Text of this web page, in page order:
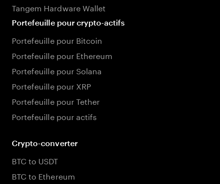
Tangem Hardware Wallet
Portefeuille pour crypto-actifs
Portefeuille pour Bitcoin
Portefeuille pour Ethereum
Portefeuille pour Solana
Portefeuille pour XRP
Portefeuille pour Tether
Portefeuille pour actifs
Crypto-converter
BTC to USDT
BTC to Ethereum